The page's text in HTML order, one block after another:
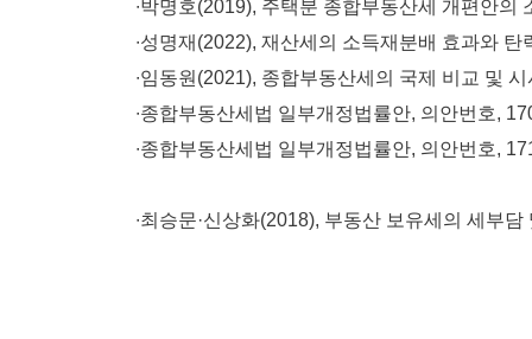
∙박명호(2019), 주택분 종합부동산세 개편안
∙성명재(2022), 재산세의 소득재분배 효과와
∙임동원(2021), 종합부동산세의 국제 비교 및
∙종합부동산세법 일부개정법률안, 의안번호,
∙종합부동산세법 일부개정법률안, 의안번호,
∙최승문·신상화(2018), 부동산 보유세의 세부